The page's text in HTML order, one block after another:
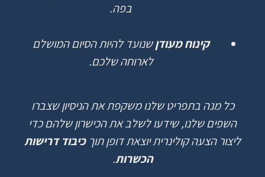
בפה.
קינוח מעודן שנועד להיותהסיום המושלם
לארוחה שלכם.
כל מנה בתפריט שלנו משקפתאתהניסיון שצברו
השפיםשלנו,שידעולשלבאתהכישרוןשלהםכדי
ליצור הצעהקולינריתיוצאתדופןתוך כיבוד דרישות
הכשרות.